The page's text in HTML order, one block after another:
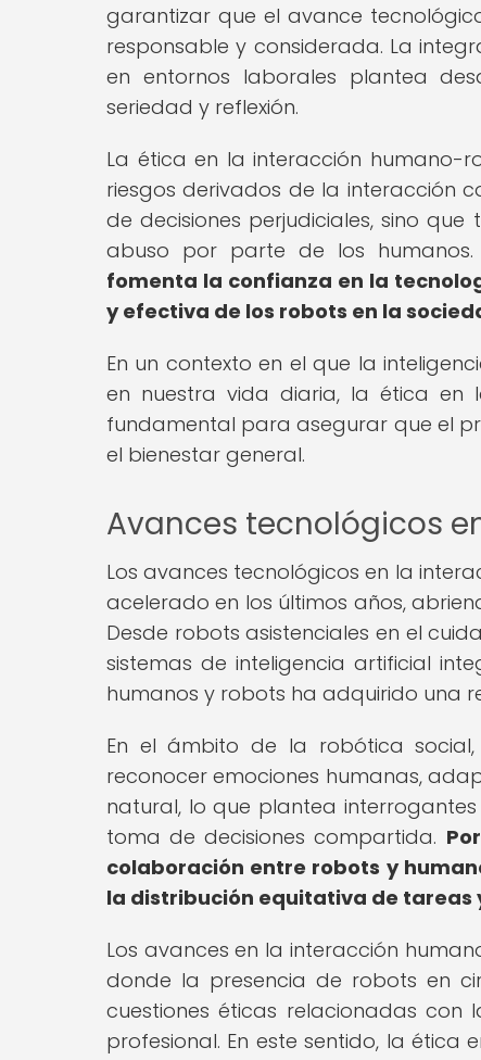
garantizar que el avance
responsable y considerada. La
en entornos laborales plantea
seriedad y reflexión.
La ética en la interacción humano-
riesgos derivados de la interacción
de decisiones perjudiciales, sino
abuso por parte de los humanos.
fomenta la confianza en la
y efectiva de los robots en la
En un contexto en el que la
en nuestra vida diaria, la ética en
fundamental para asegurar que el
el bienestar general.
Avances tecnológicos
Los avances tecnológicos en la
acelerado en los últimos años,
Desde robots asistenciales en el
sistemas de inteligencia artificial
humanos y robots ha adquirido una
En el ámbito de la robótica
reconocer emociones humanas,
natural, lo que plantea
toma de decisiones compartida.
colaboración entre robots y
la distribución equitativa de tareas
Los avances en la interacción
donde la presencia de robots en
cuestiones éticas relacionadas
profesional. En este sentido, la